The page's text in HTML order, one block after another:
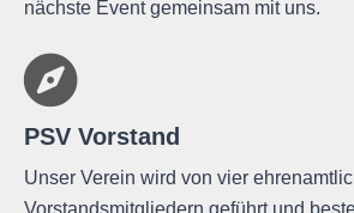
nächste Event gemeinsam mit uns.
PSV Vorstand
Unser Verein wird von vier
Vorstandsmitgliedern geführt und